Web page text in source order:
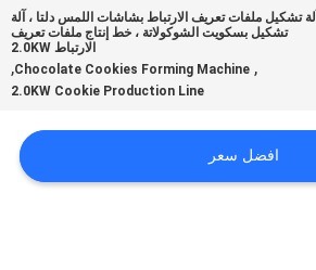
آلة تشكيل ملفات تعريف الارتباط بشاشات اللمس دلتا ، آلة
تشكيل بسكويت الشوكولاتة ، خط إنتاج ملفات تعريف
الارتباط 2.0KW
,
Chocolate Cookies Forming Machine
,
2.0KW Cookie Production Line
افضل سعر